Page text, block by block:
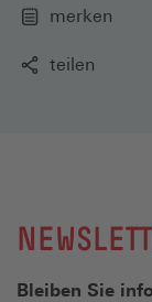
merken
teilen
Bleiben Sie